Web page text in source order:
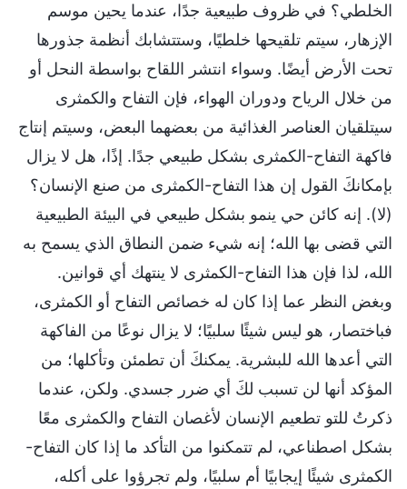
الخلطي؟ في ظروف طبيعية جدًا، عندما يحين موسم
الإزهار، سيتم تلقيحها خلطيًا، وستتشابك أنظمة جذورها
تحت الأرض أيضًا. وسواء انتشر اللقاح بواسطة النحل أو
من خلال الرياح ودوران الهواء، فإن التفاح والكمثرى
سيتلقيان العناصر الغذائية من بعضهما البعض، وسيتم إنتاج
فاكهة التفاح-الكمثرى بشكل طبيعي جدًا. إذًا، هل لا يزال
بإمكانكَ القول إن هذا التفاح-الكمثرى من صنع الإنسان؟
(لا). إنه كائن حي ينمو بشكل طبيعي في البيئة الطبيعية
التي قضى بها الله؛ إنه شيء ضمن النطاق الذي يسمح به
الله، لذا فإن هذا التفاح-الكمثرى لا ينتهك أي قوانين.
وبغض النظر عما إذا كان له خصائص التفاح أو الكمثرى،
فباختصار، هو ليس شيئًا سلبيًا؛ لا يزال نوعًا من الفاكهة
التي أعدها الله للبشرية. يمكنكَ أن تطمئن وتأكلها؛ من
المؤكد أنها لن تسبب لكَ أي ضرر جسدي. ولكن، عندما
ذكرتُ للتو تطعيم الإنسان لأغصان التفاح والكمثرى معًا
بشكل اصطناعي، لم تتمكنوا من التأكد ما إذا كان التفاح-
الكمثرى شيئًا إيجابيًا أم سلبيًا، ولم تجرؤوا على أكله،